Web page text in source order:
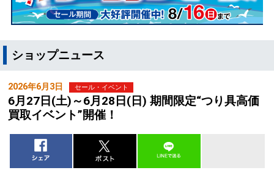
ショップニュース
2026年6月3日 セール・イベント
6月27日(土)～6月28日(日) 期間限定“つり具高価
買取イベント”開催！